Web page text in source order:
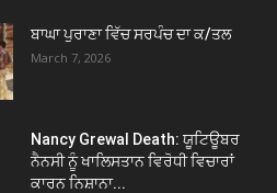
ਬਾਘਾ ਪੁਰਾਣਾ ਵਿੱਚ ਸਰਪੰਚ ਦਾ ਕ/ਤਲ
March 7, 2026
Nancy Grewal Death: ਯੂਟਿਊਬਰ
ਨੈਨਸੀ ਨੂੰ ਖਾਲਿਸਤਾਨ ਵਿਰੋਧੀ ਵਿਚਾਰਾਂ
ਕਾਰਨ ਨਿਸ਼ਾਨਾ...